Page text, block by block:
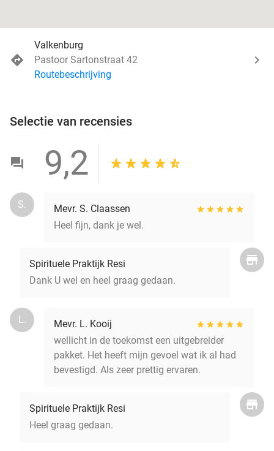
Valkenburg
Pastoor Sartonstraat 42
Routebeschrijving
Selectie van recensies
9,2
S.
Mevr. S. Claassen
Heel fijn, dank je wel.
Spirituele Praktijk Resi
Dank U wel en heel graag gedaan.
L.
Mevr. L. Kooij
wellicht in de toekomst een uitgebreider
pakket. Het heeft mijn gevoel wat ik al had
bevestigd. Als zeer prettig ervaren.
Spirituele Praktijk Resi
Heel graag gedaan.